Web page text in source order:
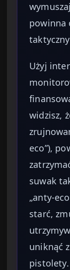
powinna
Użyj
widzisz,
eco”),
suwak
„anty-
starć,
uniknąć